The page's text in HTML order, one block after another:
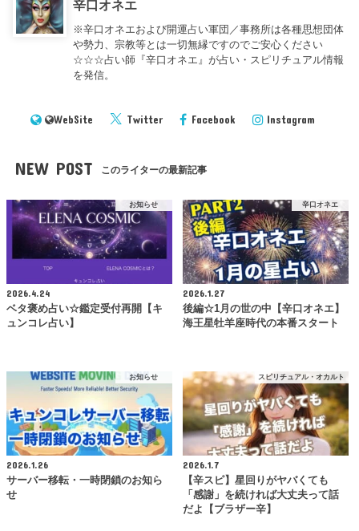
辛口オネエ
※辛口オネエおよび開運占い軍団／事務所は各種思想団体
や勢力、宗教等とは一切無縁ですのでご安心ください
☆☆☆占い師『辛口オネエ』が占い・スピリチュアル情報
を発信。
WebSite Twitter Facebook Instagram
NEW POST このライターの最新記事
お知らせ
2026.4.24
ベタ褒め占い☆鑑定受付再開【キ
ュンコレ占い】
辛口オネエ
2026.1.27
後編☆1月の世の中【辛口オネエ】
海王星牡羊座時代の本番スタート
お知らせ
2026.1.26
サーバー移転・一時閉鎖のお知ら
せ
スピリチュアル・オカルト
2026.1.7
【辛スピ】星回りがヤバくても
「感謝」を続ければ大丈夫って話
だよ【ブラザー辛】